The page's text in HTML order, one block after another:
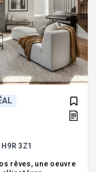
H9R 3Z1
rêves, une oeuvre